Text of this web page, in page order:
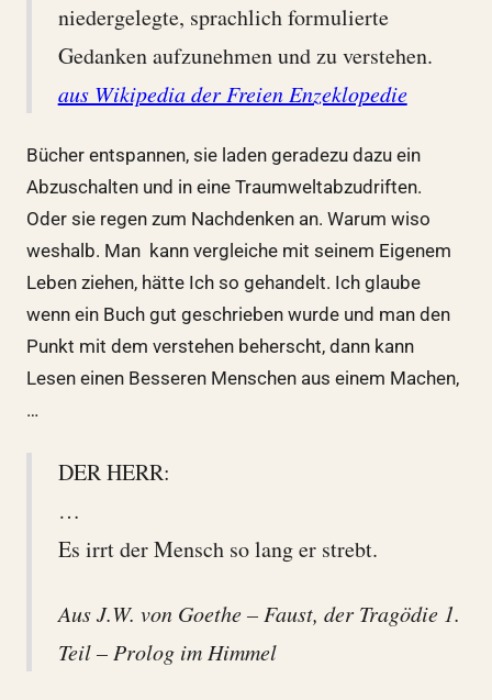
niedergelegte, sprachlich formulierte
Gedanken aufzunehmen und zu verstehen.
aus Wikipedia der Freien Enzeklopedie
Bücher entspannen, sie laden geradezu dazu ein
Abzuschalten und in eine Traumweltabzudriften.
Oder sie regen zum Nachdenken an. Warum wiso
weshalb. Man kann vergleiche mit seinem Eigenem
Leben ziehen, hätte Ich so gehandelt. Ich glaube
wenn ein Buch gut geschrieben wurde und man den
Punkt mit dem verstehen beherscht, dann kann
Lesen einen Besseren Menschen aus einem Machen,
…
DER HERR:
…
Es irrt der Mensch so lang er strebt.
Aus J.W. von Goethe – Faust, der Tragödie 1.
Teil – Prolog im Himmel